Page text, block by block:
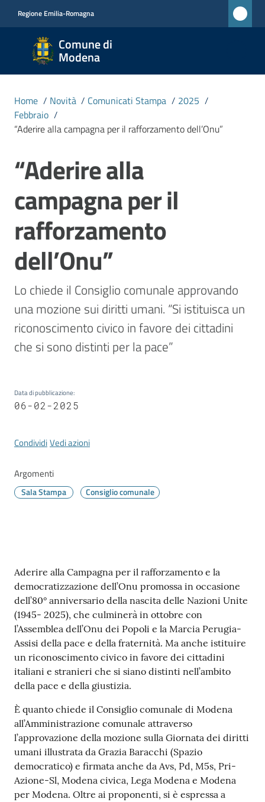
Regione Emilia-Romagna
Comune di
Modena
Comune
di
Modena
CIVICA
MONET
Amministrazione
Novità
Menu selezionato
Servizi
Vivere
Argomenti
Seguici
Home / Novità / Comunicati Stampa / 2025 /
Febbraio /
“Aderire alla campagna per il rafforzamento dell’Onu”
Salta al contenuto
“Aderire alla
campagna per il
rafforzamento
dell’Onu”
Lo chiede il Consiglio comunale approvando
una mozione sui diritti umani. “Si istituisca un
riconoscimento civico in favore dei cittadini
che si sono distinti per la pace”
Data di pubblicazione:
06-02-2025
CondividiVedi azioni
Argomenti
Sala Stampa Consiglio comunale
Contenuto
Aderire alla Campagna per il rafforzamento e la
democratizzazione dell’Onu promossa in occasione
dell’80° anniversario della nascita delle Nazioni Unite
(1945- 2025), che culminerà in ottobre con
l’Assemblea dell’Onu dei Popoli e la Marcia Perugia-
Assisi della pace e della fraternità. Ma anche istituire
un riconoscimento civico in favore dei cittadini
italiani e stranieri che si siano distinti nell’ambito
della pace e della giustizia.
È quanto chiede il Consiglio comunale di Modena
all’Amministrazione comunale attraverso
l’approvazione della mozione sulla Giornata dei diritti
umani illustrata da Grazia Baracchi (Spazio
democratico) e firmata anche da Avs, Pd, M5s, Pri-
Azione-Sl, Modena civica, Lega Modena e Modena
per Modena. Oltre ai proponenti, si è espressa a